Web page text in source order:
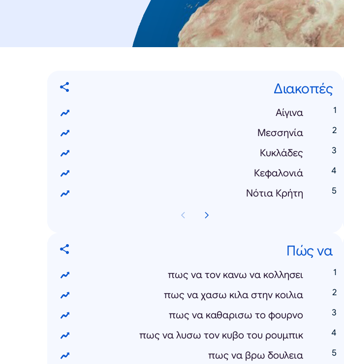
Διακοπές
Αίγινα
Μεσσηνία
Κυκλάδες
Κεφαλονιά
Νότια Κρήτη
Πώς να
πως να τον κανω να κολλησει
πως να χασω κιλα στην κοιλια
πως να καθαρισω το φουρνο
πως να λυσω τον κυβο του ρουμπικ
πως να βρω δουλεια